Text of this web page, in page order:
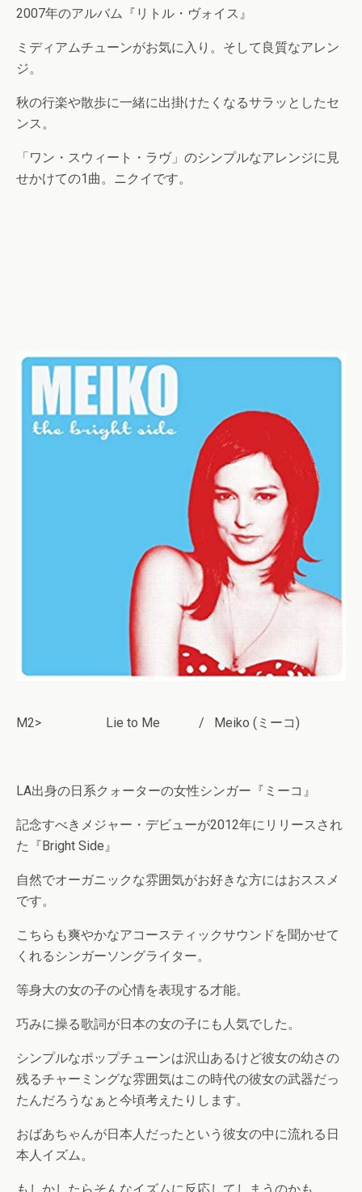
2007年のアルバム『リトル・ヴォイス』
ミディアムチューンがお気に入り。そして良質なアレン
ジ。
秋の行楽や散歩に一緒に出掛けたくなるサラッとしたセ
ンス。
「ワン・スウィート・ラヴ」のシンプルなアレンジに見
せかけての1曲。ニクイです。
M2> Lie to Me / Meiko (ミーコ)
LA出身の日系クォーターの女性シンガー『ミーコ』
記念すべきメジャー・デビューが2012年にリリースされ
た『Bright Side』
自然でオーガニックな雰囲気がお好きな方にはおススメ
です。
こちらも爽やかなアコースティックサウンドを聞かせて
くれるシンガーソングライター。
等身大の女の子の心情を表現する才能。
巧みに操る歌詞が日本の女の子にも人気でした。
シンプルなポップチューンは沢山あるけど彼女の幼さの
残るチャーミングな雰囲気はこの時代の彼女の武器だっ
たんだろうなぁと今頃考えたりします。
おばあちゃんが日本人だったという彼女の中に流れる日
本人イズム。
もしかしたらそんなイズムに反応してしまうのかも。